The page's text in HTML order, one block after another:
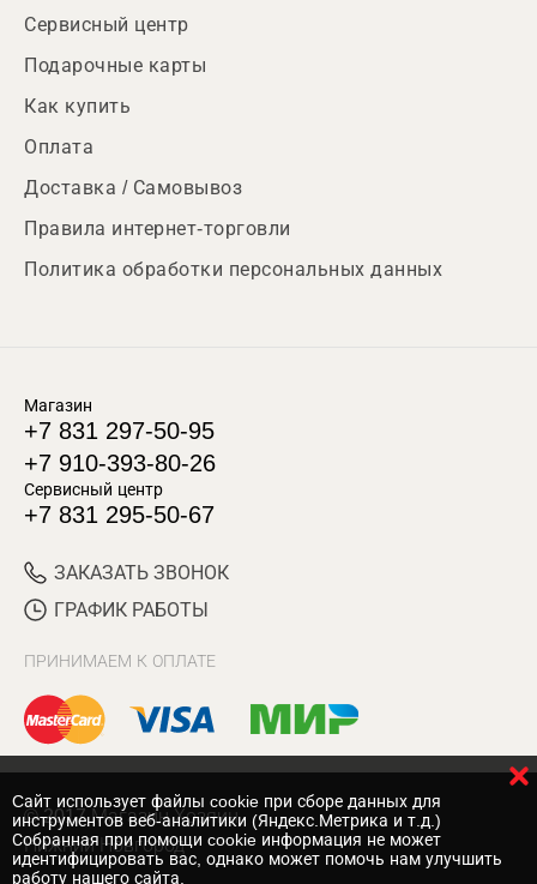
Сервисный центр
Подарочные карты
Как купить
Оплата
Доставка / Самовывоз
Правила интернет-торговли
Политика обработки персональных данных
Магазин
+7 831 297-50-95
+7 910-393-80-26
Сервисный центр
+7 831 295-50-67
ЗАКАЗАТЬ ЗВОНОК
ГРАФИК РАБОТЫ
ПРИНИМАЕМ К ОПЛАТЕ
© 2017 Магазин Хозяин
Нижний Новгород
Cайт использует файлы cookie при сборе данных для
инструментов веб-аналитики (Яндекс.Метрика и т.д.)
Собранная при помощи cookie информация не может
идентифицировать вас, однако может помочь нам улучшить
работу нашего сайта.